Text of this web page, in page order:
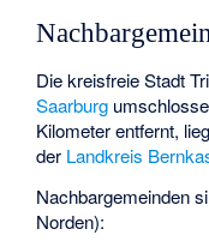
Die kreisfreie Stadt
Saarburg
Kilometer entfernt,
der Landkreis
Nachbargemeinden
Norden):